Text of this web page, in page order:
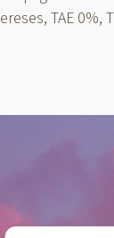
TAE 0%,